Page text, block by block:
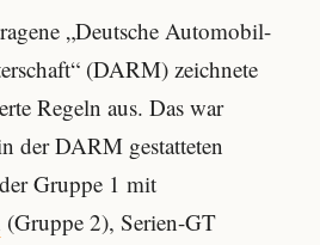
„Deutsche Automobil-
(DARM) zeichnete
Regeln aus. Das war
der DARM gestatteten
der Gruppe 1 mit
(Gruppe 2), Serien-GT